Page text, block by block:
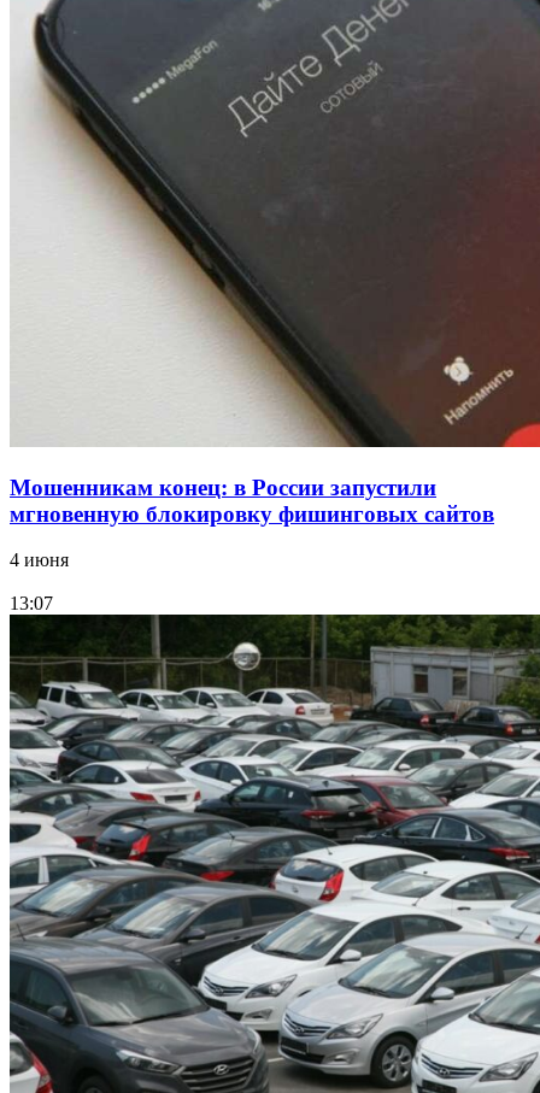
напала на незнакомую женщину с ножом
12:39
Сладкий праздник в Волгограде: в Центральном
парке прошёл фестиваль „Арбузный переполох“
Волгоградские компании нарастили экспорт:
заключены контракты на 3,6 млн долларов
Мошенникам конец: в России запустили
мгновенную блокировку фишинговых сайтов
4 июня
13:07